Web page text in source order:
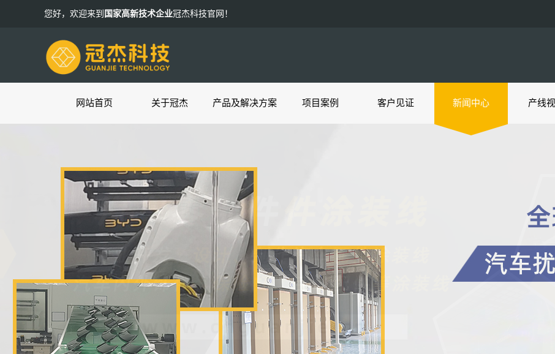
您好，欢迎来到 国家高新技术企业冠杰科技官网！
网站首页 关于冠杰 产品及解决方案 项目案例 客户见证 新闻中心 产线